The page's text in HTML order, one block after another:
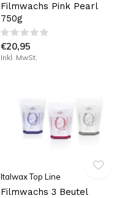
Filmwachs Pink Pearl
750g
€20,95
Inkl. MwSt.
Italwax Top Line
Filmwachs 3 Beutel